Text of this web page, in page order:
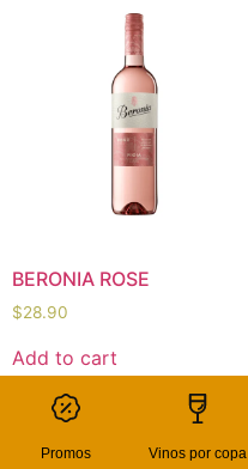
BERONIA ROSE
$28.90
Add to cart
Promos Vinos por copa